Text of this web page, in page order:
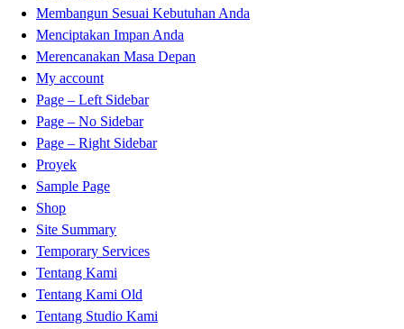
Membangun Sesuai Kebutuhan Anda
Menciptakan Impan Anda
Merencanakan Masa Depan
My account
Page – Left Sidebar
Page – No Sidebar
Page – Right Sidebar
Proyek
Sample Page
Shop
Site Summary
Temporary Services
Tentang Kami
Tentang Kami Old
Tentang Studio Kami